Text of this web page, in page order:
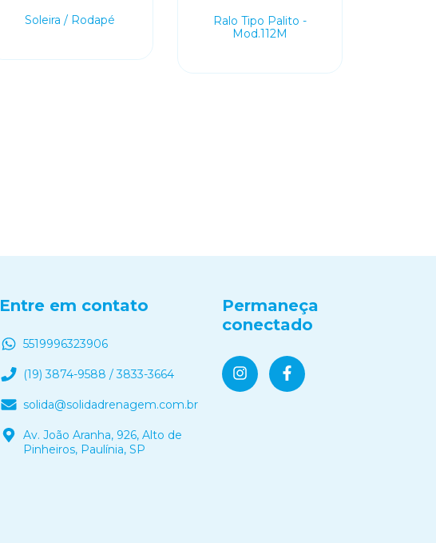
Soleira / Rodapé
Ralo Tipo Palito -
Mod.112M
Entre em contato
5519996323906
(19) 3874-9588 / 3833-3664
solida@solidadrenagem.com.br
Av. João Aranha, 926, Alto de
Pinheiros, Paulínia, SP
Permaneça
conectado